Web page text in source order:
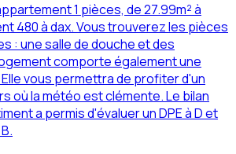
1 pièces, de 27.99m² à
480 à dax. Vous trouverez les pièces
: une salle de douche et des
comporte également une
vous permettra de profiter d'un
où la météo est clémente. Le bilan
a permis d'évaluer un DPE à D et